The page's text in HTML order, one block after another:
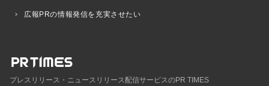
広報PRの情報発信を充実させたい
プレスリリース・ニュースリリース配信サービスのPR TIMES